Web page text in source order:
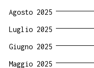
Agosto 2025
Luglio 2025
Giugno 2025
Maggio 2025